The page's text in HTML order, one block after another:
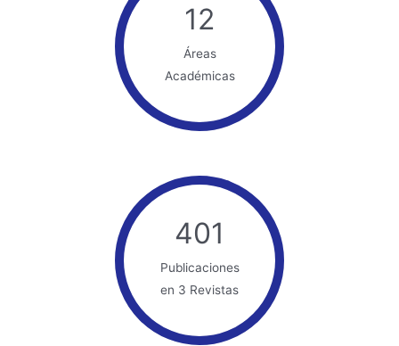
12
Áreas
Académicas
401
Publicaciones
en 3 Revistas